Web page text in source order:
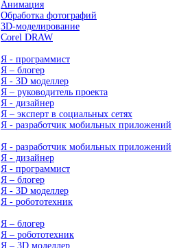
Анимация
Обработка фотографий
3D-моделирование
Corel DRAW
Я - программист
Я – блогер
Я - 3D моделлер
Я – руководитель проекта
Я - дизайнер
Я – эксперт в социальных сетях
Я - разработчик мобильных приложений
Я - разработчик мобильных приложений
Я - дизайнер
Я - программист
Я – блогер
Я - 3D моделлер
Я - робототехник
Я – блогер
Я – робототехник
Я – 3D моделлер